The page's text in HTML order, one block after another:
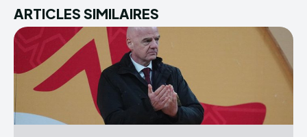
ARTICLES SIMILAIRES